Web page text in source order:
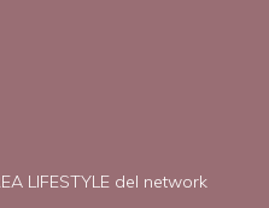
LIFESTYLE del network